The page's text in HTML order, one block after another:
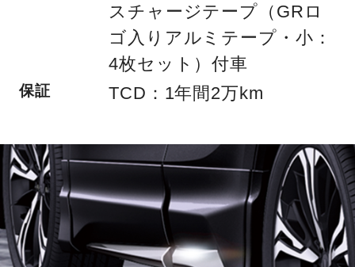
スチャージテープ（GRロ
ゴ入りアルミテープ・小：
4枚セット）付車
保証 TCD：1年間2万km